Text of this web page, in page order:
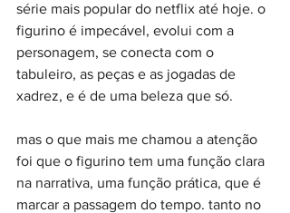
série mais popular do netflix até hoje. o
figurino é impecável, evolui com a
personagem, se conecta com o
tabuleiro, as peças e as jogadas de
xadrez, e é de uma beleza que só.
mas o que mais me chamou a atenção
foi que o figurino tem uma função clara
na narrativa, uma função prática, que é
marcar a passagem do tempo. tanto no